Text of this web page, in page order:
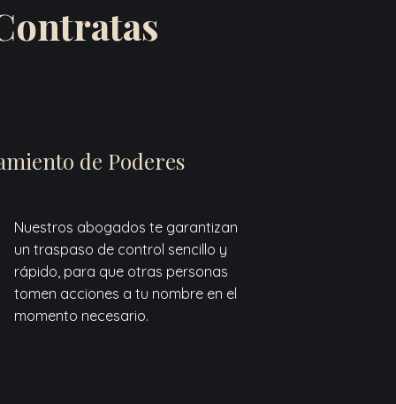
de Poderes
Nuestros abogados te garantizan
un traspaso de control sencillo y
rápido, para que otras personas
tomen acciones a tu nombre en el
momento necesario.